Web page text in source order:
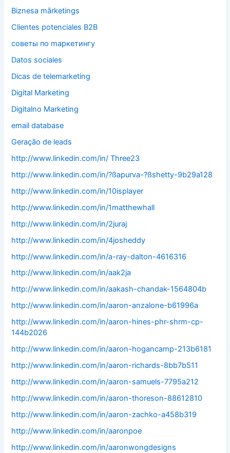
Biznesa mārketings
Clientes potenciales B2B
cоветы по mаркетингу
Datos sociales
Dicas de telemarketing
Digital Marketing
Digitalno Marketing
email database
Geração de leads
http://www.linkedin.com/in/ Three23
http://www.linkedin.com/in/?ßapurva-?ßshetty-9b29a128
http://www.linkedin.com/in/10isplayer
http://www.linkedin.com/in/1matthewhall
http://www.linkedin.com/in/2juraj
http://www.linkedin.com/in/4josheddy
http://www.linkedin.com/in/a-ray-dalton-4616316
http://www.linkedin.com/in/aak2ja
http://www.linkedin.com/in/aakash-chandak-1564804b
http://www.linkedin.com/in/aaron-anzalone-b61996a
http://www.linkedin.com/in/aaron-hines-phr-shrm-cp-
144b2026
http://www.linkedin.com/in/aaron-hogancamp-213b6181
http://www.linkedin.com/in/aaron-richards-8bb7b511
http://www.linkedin.com/in/aaron-samuels-7795a212
http://www.linkedin.com/in/aaron-thoreson-88612810
http://www.linkedin.com/in/aaron-zachko-a458b319
http://www.linkedin.com/in/aaronpoe
http://www.linkedin.com/in/aaronwongdesigns